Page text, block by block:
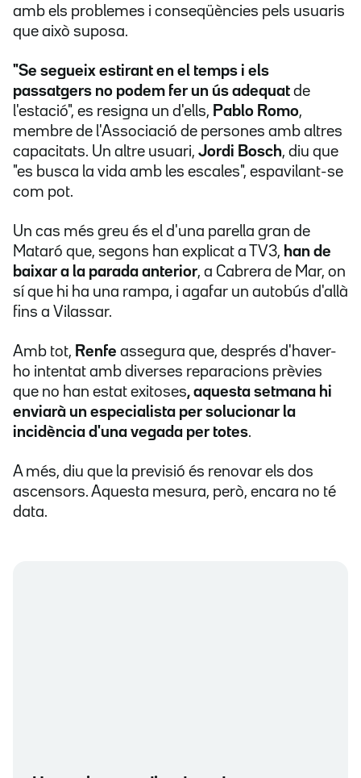
amb els problemes i conseqüències pels usuaris
que això suposa.
"Se segueix estirant en el temps i els
passatgers no podem fer un ús adequat de
l'estació", es resigna un d'ells, Pablo Romo,
membre de l'Associació de persones amb altres
capacitats. Un altre usuari, Jordi Bosch, diu que
"es busca la vida amb les escales", espavilant-se
com pot.
Un cas més greu és el d'una parella gran de
Mataró que, segons han explicat a TV3, han de
baixar a la parada anterior, a Cabrera de Mar, on
sí que hi ha una rampa, i agafar un autobús d'allà
fins a Vilassar.
Amb tot, Renfe assegura que, després d'haver-
ho intentat amb diverses reparacions prèvies
que no han estat exitoses, aquesta setmana hi
enviarà un especialista per solucionar la
incidència d'una vegada per totes.
A més, diu que la previsió és renovar els dos
ascensors. Aquesta mesura, però, encara no té
data.